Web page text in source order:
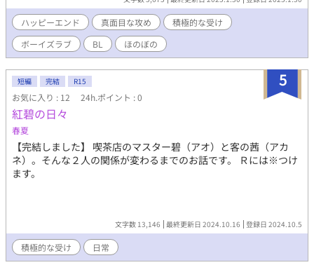
ハッピーエンド 真面目な攻め
積極的な受け
ボーイズラブ
BL ほのぼの
5
短編 完結 R15
お気に入り : 12 24h.ポイント : 0
紅碧の日々
春夏
【完結しました】 喫茶店のマスター碧（アオ）と客の茜（アカ
ネ）。そんな２人の関係が変わるまでのお話です。 Ｒには※つけ
ます。
文字数 13,146 最終更新日 2024.10.16 登録日 2024.10.5
積極的な受け 日常